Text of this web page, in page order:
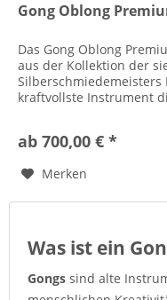
Gong Oblong
Das Gong Oblong
aus der Kollektion der
kraftvollste Instrument
ab 700,00 € *
Merken
Was ist ein
Gongs sind alte